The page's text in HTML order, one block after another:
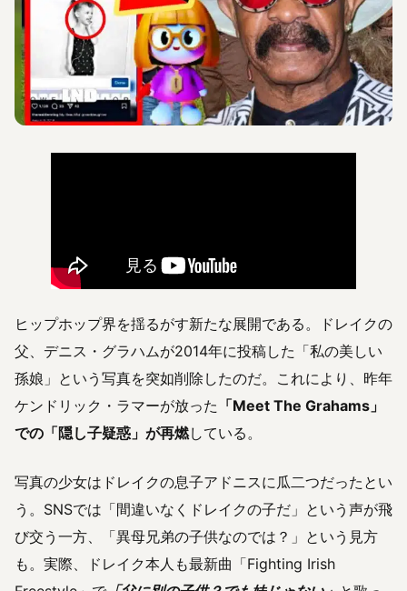
ヒップホップ界を揺るがす新たな展開である。ドレイクの
父、デニス・グラハムが2014年に投稿した「私の美しい
孫娘」という写真を突如削除したのだ。これにより、昨年
ケンドリック・ラマーが放った 「Meet The Grahams」
での「隠し子疑惑」が再燃している。
写真の少女はドレイクの息子アドニスに瓜二つだったとい
う。SNSでは「間違いなくドレイクの子だ」という声が飛
び交う一方、「異母兄弟の子供なのでは？」という見方
も。実際、ドレイク本人も最新曲「Fighting Irish